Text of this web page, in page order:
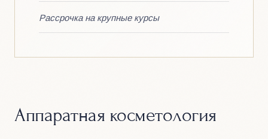
Рассрочка на крупные курсы
Аппаратная косметология